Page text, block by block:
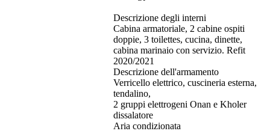
Descrizione degli interni
Cabina armatoriale, 2 cabine ospiti
doppie, 3 toilettes, cucina, dinette,
cabina marinaio con servizio. Refit
2020/2021
Descrizione dell'armamento
Verricello elettrico, cuscineria esterna,
tendalino,
2 gruppi elettrogeni Onan e Kholer
dissalatore
Aria condizionata